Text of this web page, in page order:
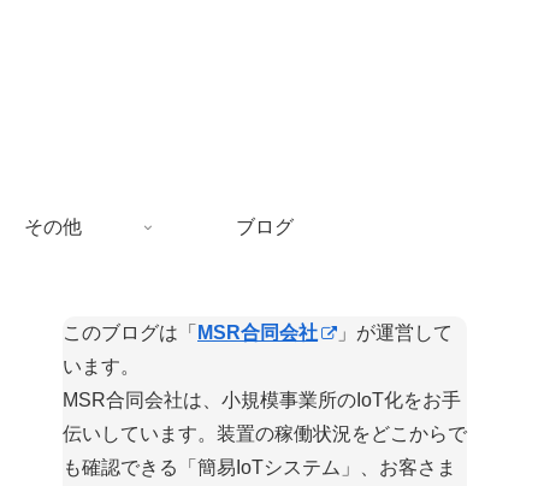
その他 ブログ
このブログは「 MSR合同会社
」が運営して
います。
MSR合同会社は、小規模事業所のIoT化をお手
伝いしています。装置の稼働状況をどこからで
も確認できる「簡易IoTシステム」、お客さま